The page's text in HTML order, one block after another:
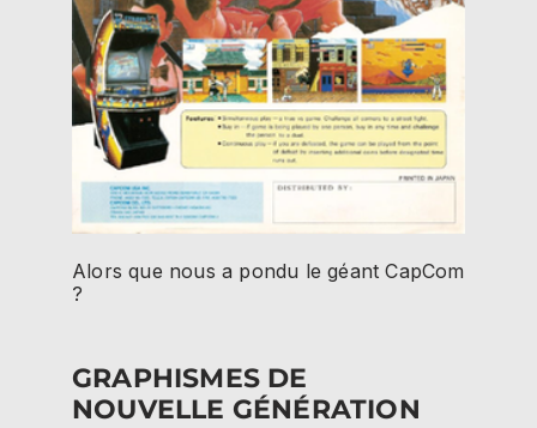
Alors que nous a pondu le géant CapCom
?
GRAPHISMES DE
NOUVELLE GÉNÉRATION